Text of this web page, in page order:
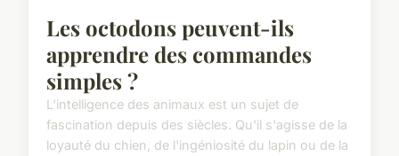
Les octodons peuvent-ils
apprendre des commandes
simples ?
L'intelligence des animaux est un sujet de
fascination depuis des siècles. Qu'il s'agisse de la
loyauté du chien, de l'ingéniosité du lapin ou de la